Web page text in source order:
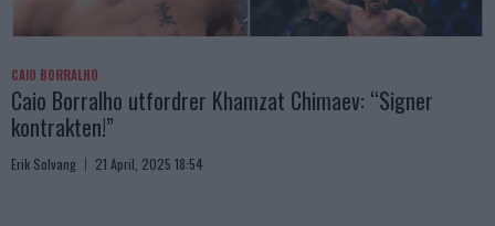
CAIO BORRALHO
Caio Borralho utfordrer Khamzat Chimaev: “Signer
kontrakten!”
Erik Solvang 21 April, 2025 18:54